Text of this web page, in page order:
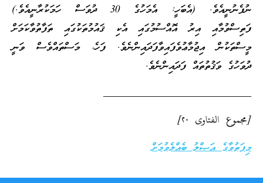
ނުފެނުނީއެވެ. (އެބަހީ: އެމަހުގެ 30 ދުވަސް ހަމަކުރާނީއެވެ.)
ފަތިސްވުމާއި އިރު އޮއްސުމުގައި އެކި ޤައުމުތަކުގައި ތަފާތުވާކަމަށް
މީސްތަކުން އިޖުމާޢުވެފައިވާފަދައިންނެވެ. ފަހެ، މަސްތައްވެސް ވަނީ
ދުވަހުގެ ވަޤުތުތައް ފަދައިންނެވެ.
____________________________
[مجموع الفتاوى
]
މިފަތުވާގެ އަޞްލު ބެއްލެވުމަށް